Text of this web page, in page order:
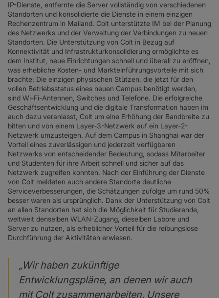
IP-Dienste, entfernte die Server vollständig von verschiedenen
Standorten und konsolidierte die Dienste in einem einzigen
Rechenzentrum in Mailand. Colt unterstützte IM bei der Planung
des Netzwerks und der Verwaltung der Verbindungen zu neuen
Standorten. Die Unterstützung von Colt in Bezug auf
Konnektivität und Infrastrukturkonsolidierung ermöglichte es
dem Institut, neue Einrichtungen schnell und überall zu eröffnen,
was erhebliche Kosten- und Markteinführungsvorteile mit sich
brachte: Die einzigen physischen Stützen, die jetzt für den
vollen Betriebsstatus eines neuen Campus benötigt werden,
sind Wi-Fi-Antennen, Switches und Telefone. Die erfolgreiche
Geschäftsentwicklung und die digitale Transformation haben im
auch dazu veranlasst, Colt um eine Erhöhung der Bandbreite zu
bitten und von einem Layer-3-Netzwerk auf ein Layer-2-
Netzwerk umzusteigen. Auf dem Campus in Shanghai war der
Vorteil eines zuverlässigen und jederzeit verfügbaren
Netzwerks von entscheidender Bedeutung, sodass Mitarbeiter
und Studenten für ihre Arbeit schnell und sicher auf das
Netzwerk zugreifen konnten. Nach der Einführung der Dienste
von Colt meldeten auch andere Standorte deutliche
Serviceverbesserungen, die Schätzungen zufolge um rund 50%
besser waren als ursprünglich. Dank der Unterstützung von Colt
an allen Standorten hat sich die Möglichkeit für Studierende,
weltweit denselben WLAN-Zugang, dieselben Labore und
Server zu nutzen, als erheblicher Vorteil für die reibungslose
Durchführung der Aktivitäten erwiesen.
„Wir haben zukünftige
Entwicklungspläne, an denen wir auch
mit Colt zusammenarbeiten. Unsere